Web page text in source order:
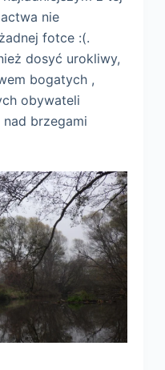
nie
fotce :(.
dosyć urokliwy,
bogatych ,
obywateli
brzegami